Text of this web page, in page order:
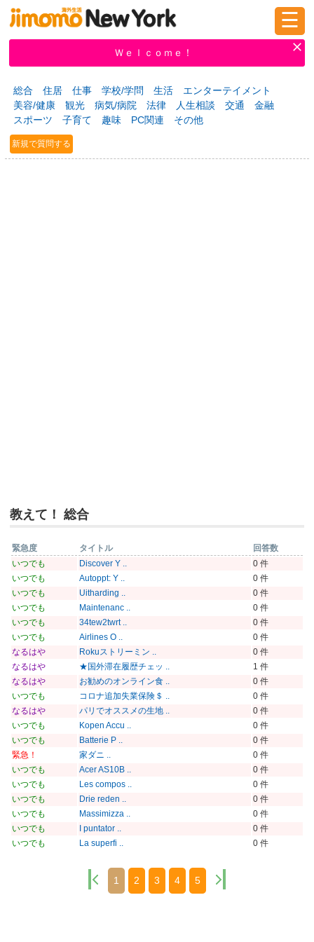
新規登録
掲示板 タウン情報 教えて！
☰
Ｗｅｌｃｏｍｅ！
総合 住居 仕事 学校/学問 生活
エンターテイメント
美容/健康
観光 病気/病院 法律 人生相談 交通
金融
スポーツ
子育て 趣味 PC関連 その他
新規で質問する
教えて！ 総合
緊急度 タイトル
回答数
いつでも
Discover Y ..
0 件
いつでも
Autoppt: Y ..
0 件
いつでも
Uitharding ..
0 件
いつでも
Maintenanc ..
0 件
いつでも
34tew2twrt ..
0 件
いつでも
Airlines O ..
0 件
なるはや
Rokuストリーミン ..
0 件
なるはや
★国外滞在履歴チェッ ..
1 件
なるはや
お勧めのオンライン食 ..
0 件
いつでも
コロナ追加失業保険＄ ..
0 件
なるはや
パリでオススメの生地 ..
0 件
いつでも
Kopen Accu ..
0 件
いつでも
Batterie P ..
0 件
緊急！
家ダニ ..
0 件
いつでも
Acer AS10B ..
0 件
いつでも
Les compos ..
0 件
いつでも
Drie reden ..
0 件
いつでも
Massimizza ..
0 件
いつでも
I puntator ..
0 件
いつでも
La superfi .. 0 件
1 2 3 4 5